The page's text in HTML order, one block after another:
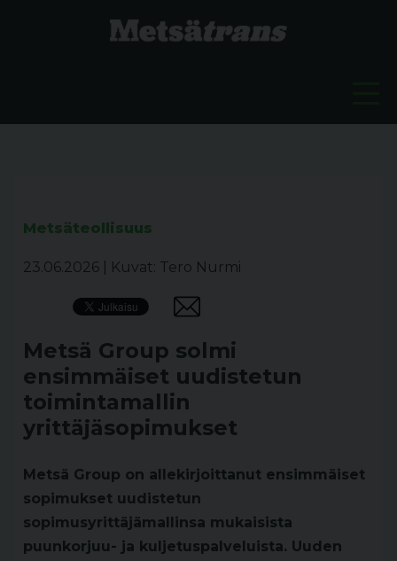
Metsäteollisuus
23.06.2026 Kuvat: Tero Nurmi
Metsä Group solmi
ensimmäiset uudistetun
toimintamallin
yrittäjäsopimukset
Metsä Group on allekirjoittanut ensimmäiset
sopimukset uudistetun
sopimusyrittäjämallinsa mukaisista
puunkorjuu- ja kuljetuspalveluista. Uuden